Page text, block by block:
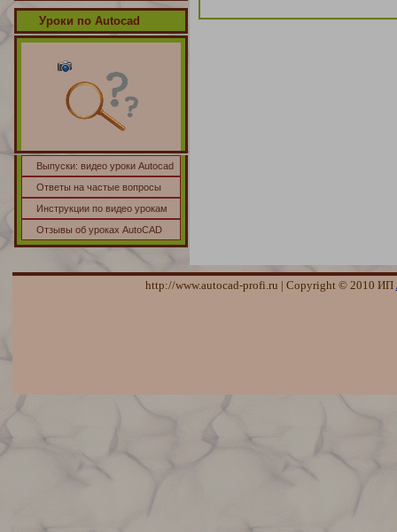
Уроки по Autocad
Выпуски: видео уроки Autocad
Ответы на частые вопросы
Инструкции по видео урокам
Отзывы об уроках AutoCAD
http://www.autocad-profi.ru | Copyright © 2010 ИП